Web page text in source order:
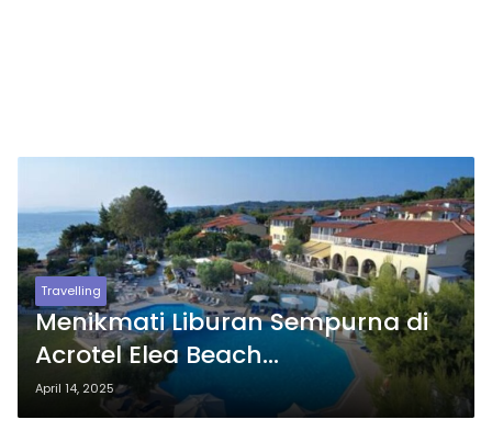
Travelling
Menikmati Liburan Sempurna di
Acrotel Elea Beach
Hotel,Kombinasi Indah
Pemandangan Laut, Kolam, dan
April 14, 2025